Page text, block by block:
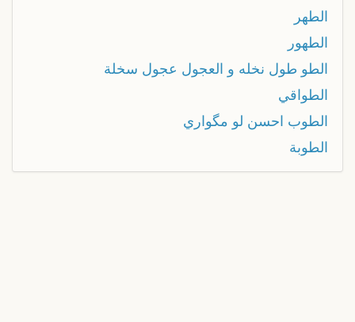
الطهر
الطهور
الطو طول نخله و العجول عجول سخلة
الطواقي
الطوب احسن لو مگواري
الطوبة